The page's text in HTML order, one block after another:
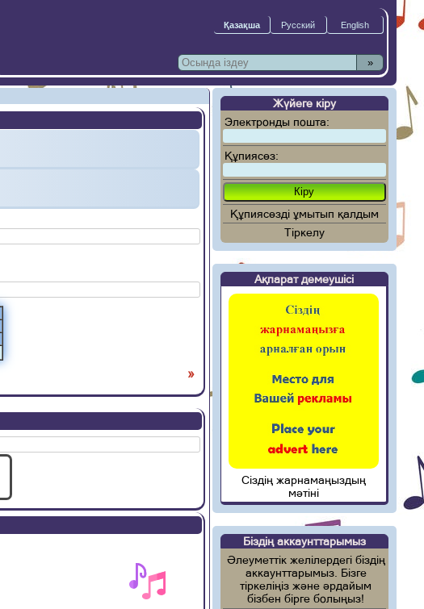
»
»
Жүйеге кіру
Электронды пошта:
Құпиясөз:
Құпиясөзді ұмытып қалдым
Тіркелу
Ақпарат демеушісі
Сіздің жарнамаңыздың
мәтіні
Біздің аккаунттарымыз
Әлеуметтік желілердегі біздің
аккаунттарымыз. Бізге
тіркеліңіз және әрдайым
бізбен бірге болыңыз!